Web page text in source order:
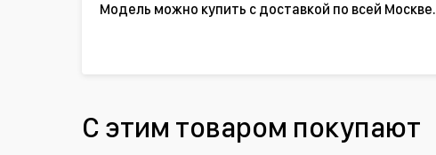
Модель можно купить с доставкой по всей Москве.
С этим товаром покупают